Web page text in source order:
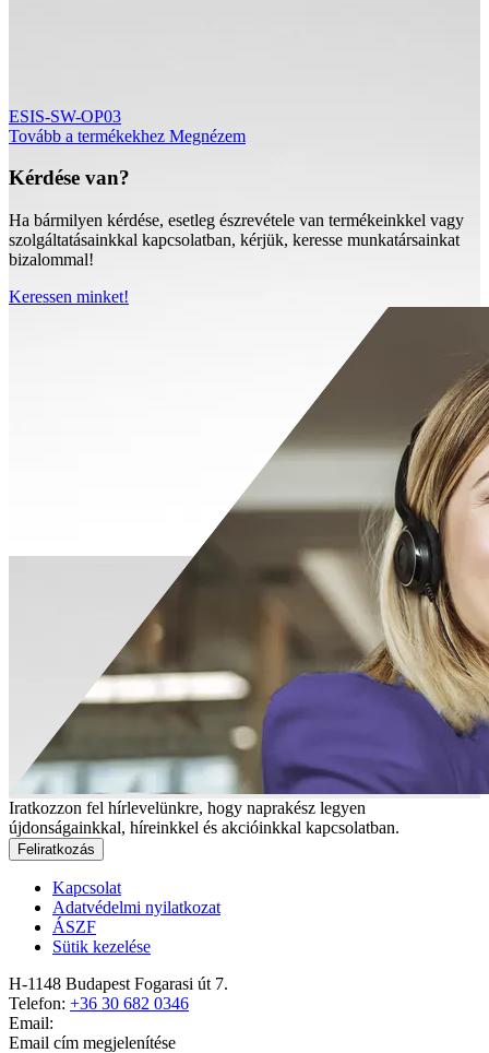
ESIS-SW-OP03
Tovább a termékekhez Megnézem
Kérdése van?
Ha bármilyen kérdése, esetleg észrevétele van termékeinkkel vagy
szolgáltatásainkkal kapcsolatban, kérjük, keresse munkatársainkat
bizalommal!
Keressen minket!
Iratkozzon fel hírlevelünkre, hogy naprakész legyen
újdonságainkkal, híreinkkel és akcióinkkal kapcsolatban.
Feliratkozás
Kapcsolat
Adatvédelmi nyilatkozat
ÁSZF
Sütik kezelése
H-1148 Budapest Fogarasi út 7.
Telefon: +36 30 682 0346
Email:
Email cím megjelenítése